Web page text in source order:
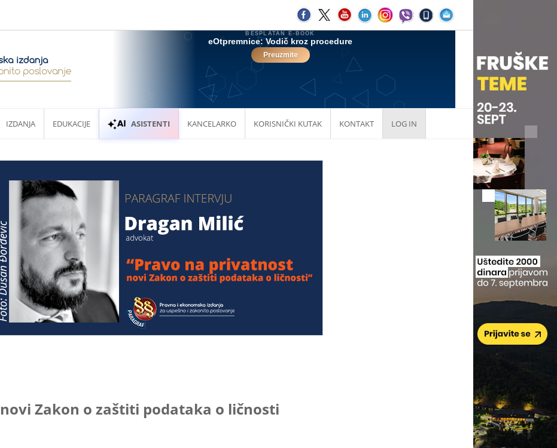
IZDANJA EDUKACIJE ASISTENTI KANCELARKO KORISNIČKI KUTAK KONTAKT LOG IN
Zakon o zaštiti podataka o ličnosti